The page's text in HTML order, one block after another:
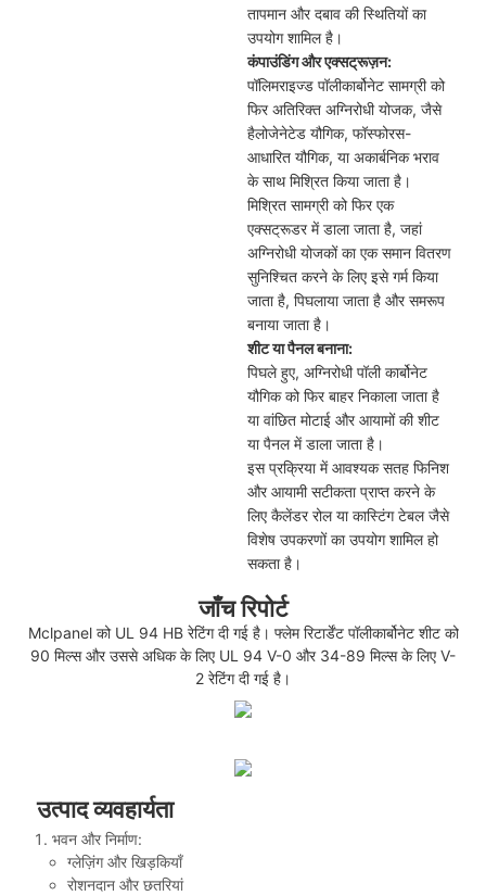
तापमान और दबाव की स्थितियों का
उपयोग शामिल है।
कंपाउंडिंग और एक्सट्रूज़न:
पॉलिमराइज्ड पॉलीकार्बोनेट सामग्री को
फिर अतिरिक्त अग्निरोधी योजक, जैसे
हैलोजेनेटेड यौगिक, फॉस्फोरस-
आधारित यौगिक, या अकार्बनिक भराव
के साथ मिश्रित किया जाता है।
मिश्रित सामग्री को फिर एक
एक्सट्रूडर में डाला जाता है, जहां
अग्निरोधी योजकों का एक समान वितरण
सुनिश्चित करने के लिए इसे गर्म किया
जाता है, पिघलाया जाता है और समरूप
बनाया जाता है।
शीट या पैनल बनाना:
पिघले हुए, अग्निरोधी पॉली कार्बोनेट
यौगिक को फिर बाहर निकाला जाता है
या वांछित मोटाई और आयामों की शीट
या पैनल में डाला जाता है।
इस प्रक्रिया में आवश्यक सतह फिनिश
और आयामी सटीकता प्राप्त करने के
लिए कैलेंडर रोल या कास्टिंग टेबल जैसे
विशेष उपकरणों का उपयोग शामिल हो
सकता है।
जाँच रिपोर्ट
Mclpanel को UL 94 HB रेटिंग दी गई है। फ्लेम रिटार्डेंट पॉलीकार्बोनेट शीट को
90 मिल्स और उससे अधिक के लिए UL 94 V-0 और 34-89 मिल्स के लिए V-
2 रेटिंग दी गई है।
उत्पाद व्यवहार्यता
भवन और निर्माण:
ग्लेज़िंग और खिड़कियाँ
रोशनदान और छतरियां